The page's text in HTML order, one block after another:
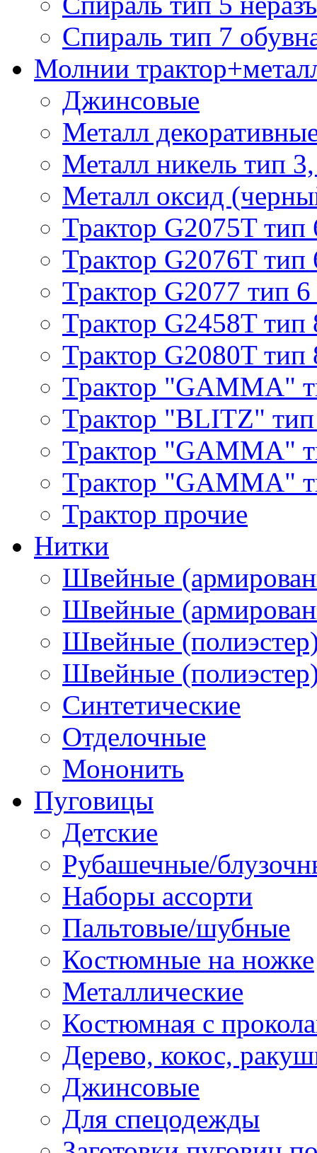
Спираль тип 7
Молнии
Джинсовые
Металл
Металл никель тип
Металл оксид
Трактор G2075T тип
Трактор G2076T тип
Трактор G2077 тип 6
Трактор G2458T тип
Трактор G2080T тип
Трактор "GAMMA"
Трактор "BLITZ"
Трактор "GAMMA"
Трактор "GAMMA"
Трактор прочие
Нитки
Швейные
Швейные
Швейные
Швейные
Синтетические
Отделочные
Мононить
Пуговицы
Детские
Рубашечные/
Наборы ассорти
Пальтовые/шубные
Костюмные на ножке
Металлические
Костюмная с
Дерево, кокос,
Джинсовые
Для спецодежды